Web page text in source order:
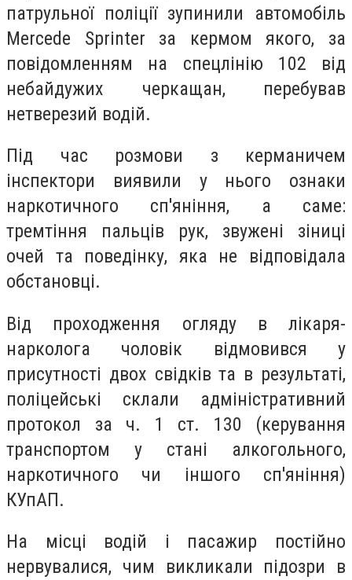
патрульної поліції зупинили автомобіль
Mercede Sprinter за кермом якого, за
повідомленням на спецлінію 102 від
небайдужих черкащан, перебував
нетверезий водій.
Під час розмови з керманичем
інспектори виявили у нього ознаки
наркотичного сп'яніння, а саме:
тремтіння пальців рук, звужені зіниці
очей та поведінку, яка не відповідала
обстановці.
Від проходження огляду в лікаря-
нарколога чоловік відмовився у
присутності двох свідків та в результаті,
поліцейські склали адміністративний
протокол за ч. 1 ст. 130 (керування
транспортом у стані алкогольного,
наркотичного чи іншого сп'яніння)
КУпАП.
На місці водій і пасажир постійно
нервувалися, чим викликали підозри в